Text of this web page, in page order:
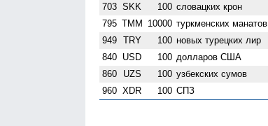
703 SKK 100 словацких крон
795 TMM 10000 туркменских манатов
949 TRY 100 новых турецких лир
840 USD 100 долларов США
860 UZS 100 узбекских сумов
960 XDR 100 СПЗ